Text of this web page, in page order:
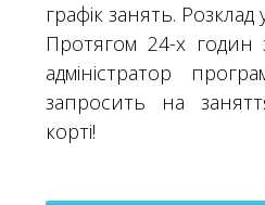
графік занять. Розклад
Протягом 24-х годин
адміністратор
запросить на
корті!